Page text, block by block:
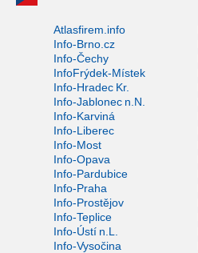
Atlasfirem.info
Info-Brno.cz
Info-Čechy
InfoFrýdek-Místek
Info-Hradec Kr.
Info-Jablonec n.N.
Info-Karviná
Info-Liberec
Info-Most
Info-Opava
Info-Pardubice
Info-Praha
Info-Prostějov
Info-Teplice
Info-Ústí n.L.
Info-Vysočina